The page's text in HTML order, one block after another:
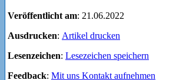
Veröffentlicht am: 21.06.2022
Ausdrucken: Artikel drucken
Lesenzeichen: Lesezeichen speichern
Feedback: Mit uns Kontakt aufnehmen